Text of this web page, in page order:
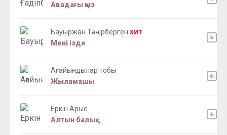
Авадағы қыз
Бауыржан Тәңірберген ХИТ
Мені ізде
Ағайындылар тобы
Жыламашы
Еркін Арыс
Алтын балық